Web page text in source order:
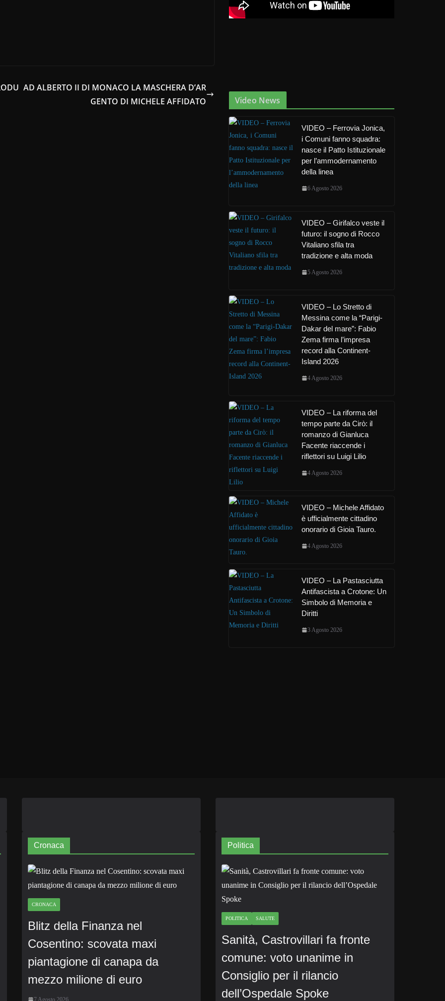
AD ALBERTO II DI MONACO LA MASCHERA D’AR
GENTO DI MICHELE AFFIDATO
Video News
VIDEO – Ferrovia Jonica,
i Comuni fanno squadra:
nasce il Patto Istituzionale
per l’ammodernamento
della linea
6 Agosto 2026
VIDEO – Girifalco veste il
futuro: il sogno di Rocco
Vitaliano sfila tra
tradizione e alta moda
5 Agosto 2026
VIDEO – Lo Stretto di
Messina come la “Parigi-
Dakar del mare”: Fabio
Zema firma l’impresa
record alla Continent-
Island 2026
4 Agosto 2026
VIDEO – La riforma del
tempo parte da Cirò: il
romanzo di Gianluca
Facente riaccende i
riflettori su Luigi Lilio
4 Agosto 2026
VIDEO – Michele Affidato
è ufficialmente cittadino
onorario di Gioia Tauro.
4 Agosto 2026
VIDEO – La Pastasciutta
Antifascista a Crotone: Un
Simbolo di Memoria e
Diritti
3 Agosto 2026
Cronaca
CRONACA
Blitz della Finanza nel
Cosentino: scovata maxi
piantagione di canapa da
mezzo milione di euro
7 Agosto 2026
Politica
POLITICA SALUTE
Sanità, Castrovillari fa fronte
comune: voto unanime in
Consiglio per il rilancio
dell’Ospedale Spoke